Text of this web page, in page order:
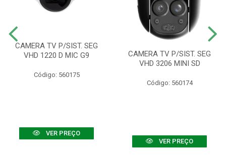
CAMERA TV P/SIST. SEG
VHD 1220 D MIC G9
Código: 560175
VER PREÇO
CAMERA TV P/SIST. SEG
VHD 3206 MINI SD
Código: 560174
VER PREÇO